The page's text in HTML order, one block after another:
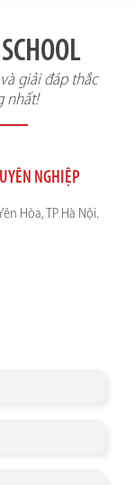
giải đáp thắc
nhất!
NGHIỆP
Hòa, TP Hà Nội.